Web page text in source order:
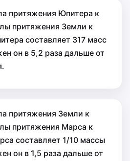
притяжения Юпитера к
притяжения Земли к
составляет 317 масс
он в 5,2 раза дальше от
притяжения Земли к
притяжения Марса к
составляет 1/10 массы
он в 1,5 раза дальше от